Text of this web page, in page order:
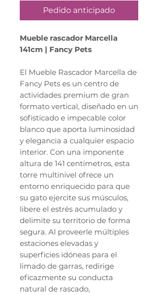
Pedido anticipado
Mueble rascador Marcella
141cm | Fancy Pets
El Mueble Rascador Marcella de
Fancy Pets es un centro de
actividades premium de gran
formato vertical, diseñado en un
sofisticado e impecable color
blanco que aporta luminosidad
y elegancia a cualquier espacio
interior. Con una imponente
altura de 141 centímetros, esta
torre multinivel ofrece un
entorno enriquecido para que
su gato ejercite sus músculos,
libere el estrés acumulado y
delimite su territorio de forma
segura. Al proveerle múltiples
estaciones elevadas y
superficies idóneas para el
limado de garras, redirige
eficazmente su conducta
natural de rascado,